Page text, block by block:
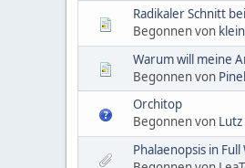
Radikaler Schnitt
Begonnen von
Warum will meine
Begonnen von
Orchitop
Begonnen von Lutz
Phalaenopsis in